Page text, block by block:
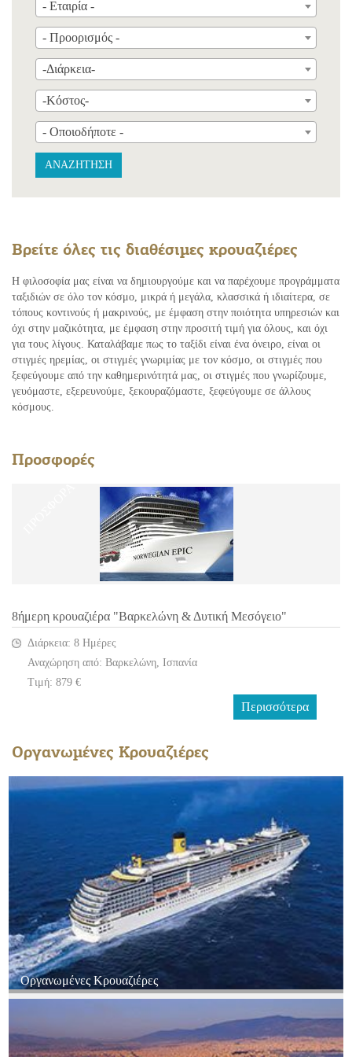
- Εταιρία -
- Προορισμός -
-Διάρκεια-
-Κόστος-
- Οποιοδήποτε -
ΑΝΑΖΗΤΗΣΗ
Βρείτε όλες τις διαθέσιμες κρουαζιέρες
Η φιλοσοφία μας είναι να δημιουργούμε και να παρέχουμε προγράμματα
ταξιδιών σε όλο τον κόσμο, μικρά ή μεγάλα, κλασσικά ή ιδιαίτερα, σε
τόπους κοντινούς ή μακρινούς, με έμφαση στην ποιότητα υπηρεσιών και
όχι στην μαζικότητα, με έμφαση στην προσιτή τιμή για όλους, και όχι
για τους λίγους. Καταλάβαμε πως το ταξίδι είναι ένα όνειρο, είναι οι
στιγμές ηρεμίας, οι στιγμές γνωριμίας με τον κόσμο, οι στιγμές που
ξεφεύγουμε από την καθημερινότητά μας, οι στιγμές που γνωρίζουμε,
γευόμαστε, εξερευνούμε, ξεκουραζόμαστε, ξεφεύγουμε σε άλλους
κόσμους.
Προσφορές
8ήμερη κρουαζιέρα "Μεσογειακή Αύρα"
Διάρκεια: 8 Ημέρες
Αναχώρηση από: Βαρκελώνη, Ισπανία
Τιμή: 335 €
Περισσότερα
10/11ήμερη κρουαζιέρα "Τα Διαμάντια της Μεσογείου ΙΙ"
Διάρκεια: 10 Ημέρες
Αναχώρηση από: Πειραιά, Ελλάδα
Τιμή: 1249 €
Περισσότερα
8ήμερη κρουαζιέρα "Βαρκελώνη & Δυτική Μεσόγειο"
Διάρκεια: 8 Ημέρες
Αναχώρηση από: Βαρκελώνη, Ισπανία
Τιμή: 879 €
Περισσότερα
Οργανωμένες Κρουαζιέρες
Οργανωμένες Κρουαζιέρες